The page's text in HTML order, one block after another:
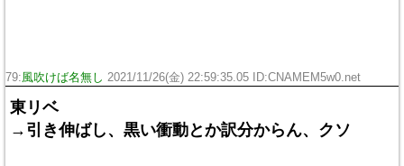
79:風吹けば名無し 2021/11/26(金) 22:59:35.05 ID:CNAMEM5w0.net
東リベ
→引き伸ばし、黒い衝動とか訳分からん、クソ